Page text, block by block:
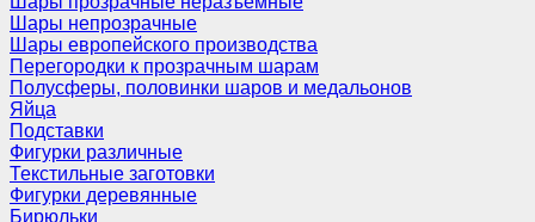
Шары непрозрачные
Шары европейского производства
Перегородки к прозрачным шарам
Полусферы, половинки шаров и медальонов
Яйца
Подставки
Фигурки различные
Текстильные заготовки
Фигурки деревянные
Бирюльки